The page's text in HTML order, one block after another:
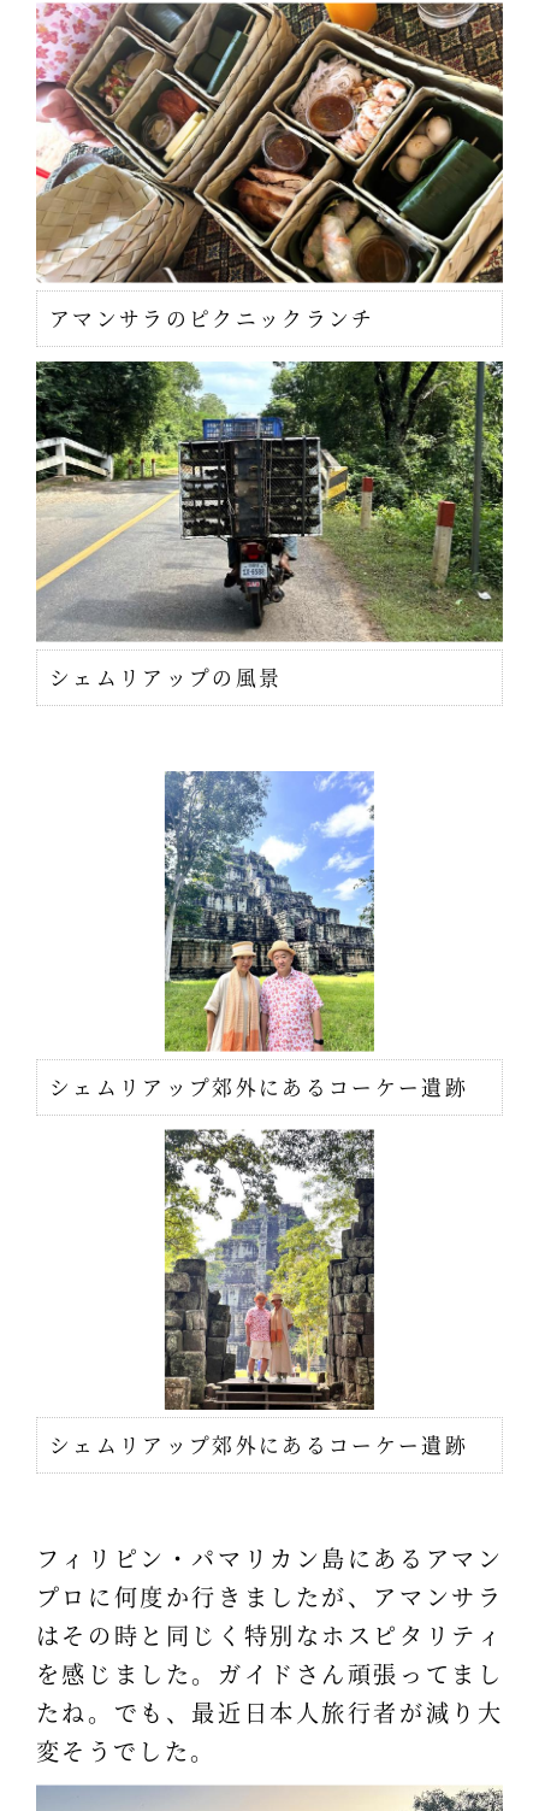
アマンサラのピクニックランチ
シェムリアップの風景
シェムリアップ郊外にあるコーケー遺跡
シェムリアップ郊外にあるコーケー遺跡
フィリピン・パマリカン島にあるアマン
プロに何度か行きましたが、アマンサラ
はその時と同じく特別なホスピタリティ
を感じました。ガイドさん頑張ってまし
たね。でも、最近日本人旅行者が減り大
変そうでした。